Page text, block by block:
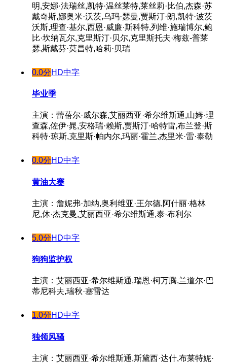
明,安娜·法瑞丝,凯特·温丝莱特,莱丝莉·比伯,杰森·苏
戴奇斯,娜奥米·沃茨,乌玛·瑟曼,贾斯汀·朗,凯特·波茨
沃斯,理查·基尔,西恩·威廉·斯科特,列维·施瑞博尔,鲍
比·坎纳瓦尔,克里斯汀·贝尔,克里斯托夫·梅兹-普莱
瑟,斯戴芬·莫昌特,哈莉·贝瑞
0.0分HD中字
毕业季
主演：蕾蓓尔·威尔森,艾丽西亚·希尔维斯通,山姆·理
查森,佐伊·晁,安格瑞·赖斯,贾斯汀·哈特雷,布兰登·斯
科特·琼斯,克里斯·帕内尔,玛丽·霍兰,杰里米·雷·泰勒
0.0分HD中字
黄油大赛
主演：詹妮弗·加纳,奥利维亚·王尔德,阿什丽·格林
尼,休·杰克曼,艾丽西亚·希尔维斯通,泰·布利尔
5.0分HD中字
狗狗监护权
主演：艾丽西亚·希尔维斯通,瑞恩·柯万腾,兰道尔·巴
蒂尼科夫,瑞秋·塞雷达
1.0分HD中字
独领风骚
主演：艾丽西亚·希尔维斯通,斯黛西·达什,布莱特妮·